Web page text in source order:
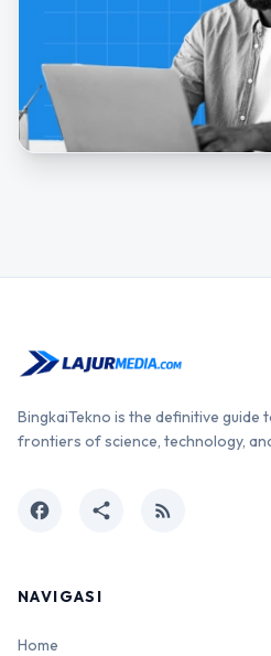
BingkaiTekno is the definitive guide
frontiers of science, technology,
facebook share rss_feed
NAVIGASI
Home